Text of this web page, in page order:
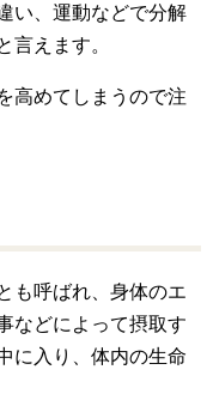
い、運動などで分解
言えます。
高めてしまうので注
も呼ばれ、身体のエ
などによって摂取す
に入り、体内の生命